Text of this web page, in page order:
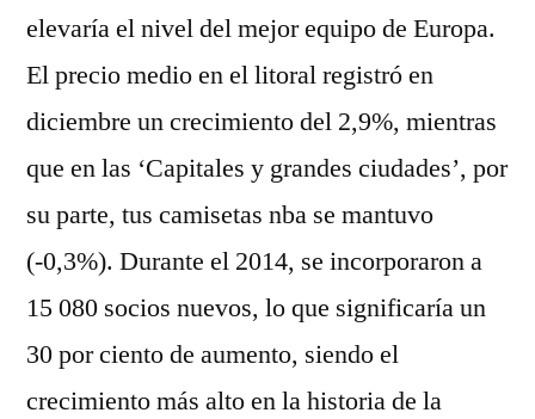
elevaría el nivel del mejor equipo de Europa.
El precio medio en el litoral registró en
diciembre un crecimiento del 2,9%, mientras
que en las ‘Capitales y grandes ciudades’, por
su parte, tus camisetas nba se mantuvo
(-0,3%). Durante el 2014, se incorporaron a
15 080 socios nuevos, lo que significaría un
30 por ciento de aumento, siendo el
crecimiento más alto en la historia de la